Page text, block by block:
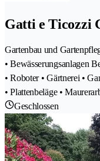
Gatti e Ticozzi
Gartenbau und
• Bewässerungsanlagen
• Roboter • Gärtnerei •
• Plattenbeläge •
Geschlossen